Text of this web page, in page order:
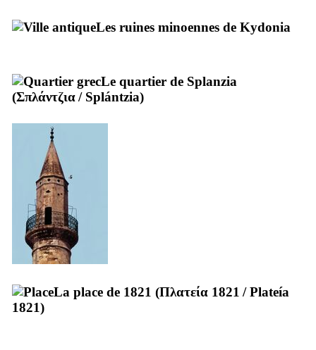
Les ruines minoennes de Kydonia
Le quartier de Splanzia
(Σπλάντζια/ Splántzia)
La place de 1821 (Πλατεία 1821 /Plateía
1821)